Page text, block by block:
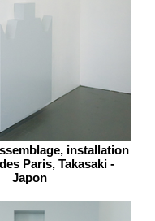
installation
Paris, Takasaki -
Japon